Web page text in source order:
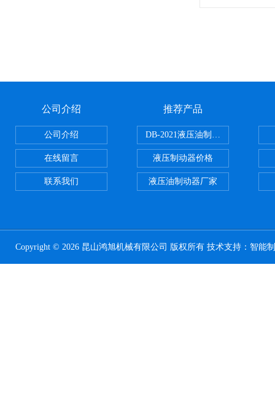
公司介绍
公司介绍
在线留言
联系我们
推荐产品
DB-2021液压油制动器
液压制动器价格
液压油制动器厂家
Copyright © 2026 昆山鸿旭机械有限公司 版权所有 技术支持： 智能